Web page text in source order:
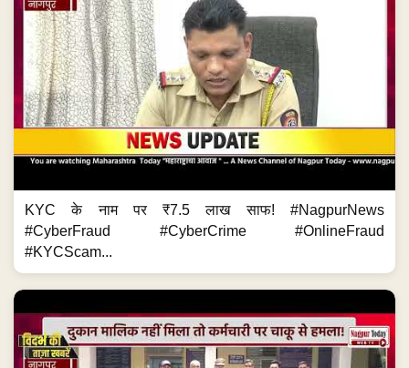
KYC के नाम पर ₹7.5 लाख साफ! #NagpurNews
#CyberFraud #CyberCrime #OnlineFraud
#KYCScam...